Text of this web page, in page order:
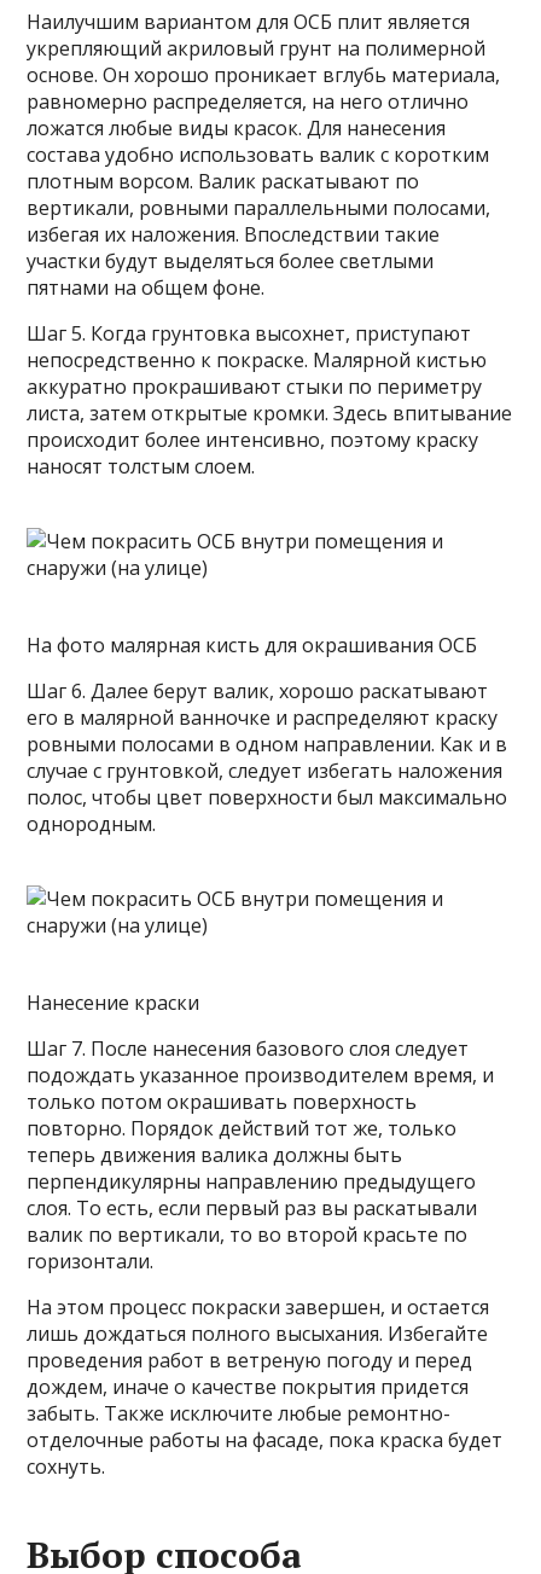
Наилучшим вариантом для ОСБ плит является
укрепляющий акриловый грунт на полимерной
основе. Он хорошо проникает вглубь материала,
равномерно распределяется, на него отлично
ложатся любые виды красок. Для нанесения
состава удобно использовать валик с коротким
плотным ворсом. Валик раскатывают по
вертикали, ровными параллельными полосами,
избегая их наложения. Впоследствии такие
участки будут выделяться более светлыми
пятнами на общем фоне.
Шаг 5. Когда грунтовка высохнет, приступают
непосредственно к покраске. Малярной кистью
аккуратно прокрашивают стыки по периметру
листа, затем открытые кромки. Здесь впитывание
происходит более интенсивно, поэтому краску
наносят толстым слоем.
На фото малярная кисть для окрашивания ОСБ
Шаг 6. Далее берут валик, хорошо раскатывают
его в малярной ванночке и распределяют краску
ровными полосами в одном направлении. Как и в
случае с грунтовкой, следует избегать наложения
полос, чтобы цвет поверхности был максимально
однородным.
Нанесение краски
Шаг 7. После нанесения базового слоя следует
подождать указанное производителем время, и
только потом окрашивать поверхность
повторно. Порядок действий тот же, только
теперь движения валика должны быть
перпендикулярны направлению предыдущего
слоя. То есть, если первый раз вы раскатывали
валик по вертикали, то во второй красьте по
горизонтали.
На этом процесс покраски завершен, и остается
лишь дождаться полного высыхания. Избегайте
проведения работ в ветреную погоду и перед
дождем, иначе о качестве покрытия придется
забыть. Также исключите любые ремонтно-
отделочные работы на фасаде, пока краска будет
сохнуть.
Выбор способа